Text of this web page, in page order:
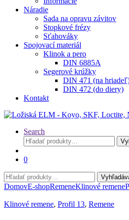
Náradie
Sada na opravu závitov
Stopkové frézy
Sťahováky
Spojovací materiál
Klinok a pero
DIN 6885A
Segerové krúžky
DIN 471 (na
DIN 472 (do diery)
Kontakt
Search
Hľadať:
0
Hľadať:
DomovE-shopRemeneKlinové remene
Klinové remene, Profil 13, Remene